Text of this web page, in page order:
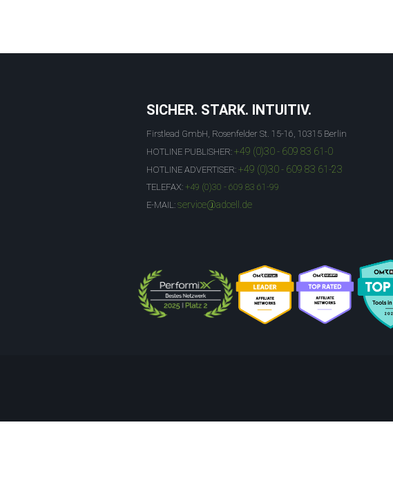
SICHER. STARK. INTUITIV.
Firstlead GmbH, Rosenfelder St. 15-16, 10315 Berlin
HOTLINE PUBLISHER: +49 (0)30 - 609 83 61-0
HOTLINE ADVERTISER: +49 (0)30 - 609 83 61-23
TELEFAX: +49 (0)30 - 609 83 61-99
E-MAIL: service@adcell.de